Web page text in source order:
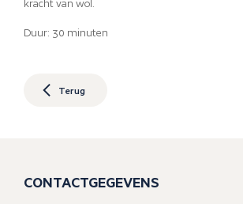
kracht van wol.
Duur: 30 minuten
Terug
CONTACTGEGEVENS